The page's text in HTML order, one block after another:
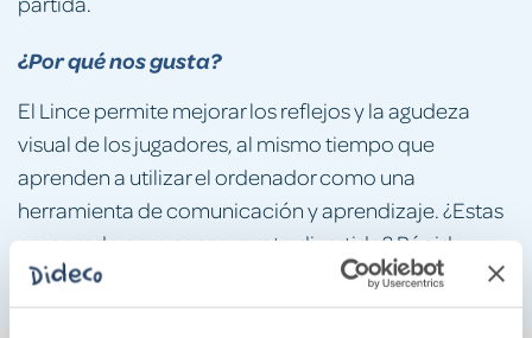
¿Por qué nos gusta?
El Lince permite mejorar los reflejos y la agudeza
visual de los jugadores, al mismo tiempo que
aprenden a utilizar el ordenador como una
herramienta de comunicación y aprendizaje. ¿Estas
preparado para pasar un rato divertido? Rápido,
coge la ficha y busca la imagen en el tablero.